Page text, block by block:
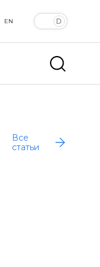
EN
Все
статьи